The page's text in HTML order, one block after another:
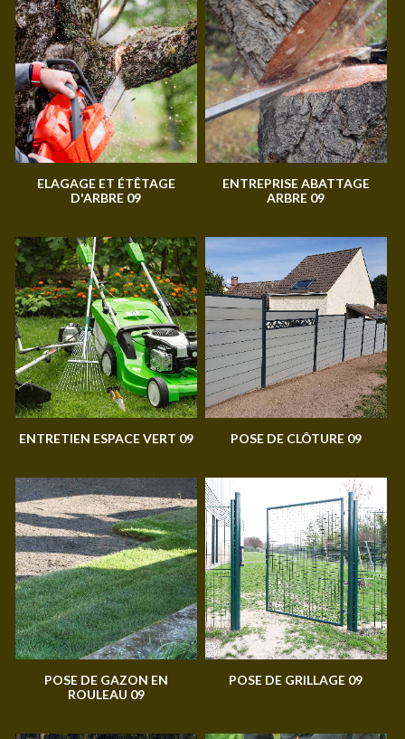
ELAGAGE ET ÉTÊTAGE
D'ARBRE 09
ENTREPRISE ABATTAGE
ARBRE 09
ENTRETIEN ESPACE VERT 09 POSE DE CLÔTURE 09
POSE DE GAZON EN
ROULEAU 09
POSE DE GRILLAGE 09